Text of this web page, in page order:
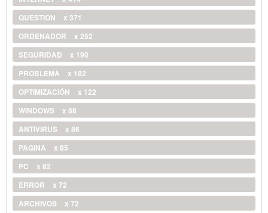
QUESTION
x 371
ORDENADOR
x 252
SEGURIDAD
x 190
PROBLEMA
x 182
OPTIMIZACIÓN
x 122
WINDOWS
x 88
ANTIVIRUS
x 86
PAGINA
x 85
PC
x 82
ERROR
x 72
ARCHIVOS
x 72